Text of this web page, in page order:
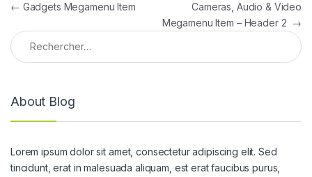
← Gadgets Megamenu Item
Cameras, Audio & Video
Megamenu Item – Header 2 →
About Blog
Lorem ipsum dolor sit amet, consectetur adipiscing elit. Sed
tincidunt, erat in malesuada aliquam, est erat faucibus purus,